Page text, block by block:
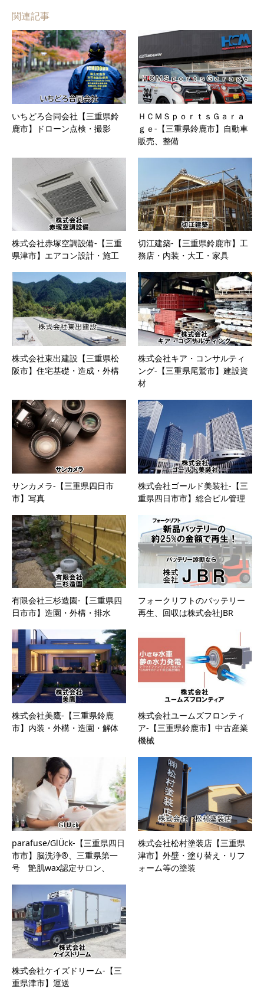
関連記事
いちどろ合同会社【三重県鈴
鹿市】ドローン点検・撮影
ＨＣＭＳｐｏｒｔｓＧａｒａ
ｇｅ-【三重県鈴鹿市】自動車
販売、整備
株式会社赤塚空調設備-【三重
県津市】エアコン設計・施工
切江建築-【三重県鈴鹿市】工
務店・内装・大工・家具
株式会社東出建設【三重県松
阪市】住宅基礎・造成・外構
株式会社キア・コンサルティ
ング-【三重県尾鷲市】建設資
材
サンカメラ-【三重県四日市
市】写真
株式会社ゴールド美装社-【三
重県四日市市】総合ビル管理
有限会社三杉造園-【三重県四
日市市】造園・外構・排水
フォークリフトのバッテリー
再生、回収は株式会社JBR
株式会社美鷹-【三重県鈴鹿
市】内装・外構・造園・解体
株式会社ユームズフロンティ
ア-【三重県鈴鹿市】中古産業
機械
parafuse/GlÜck-【三重県四日
市市】脳洗浄®、三重県第一
号 艶肌wax認定サロン、
株式会社松村塗装店【三重県
津市】外壁・塗り替え・リフ
ォーム等の塗装
株式会社ケイズドリーム-【三
重県津市】運送